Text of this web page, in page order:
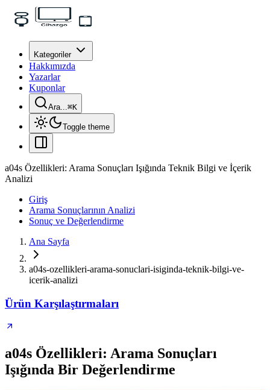
Kategoriler
Hakkımızda
Yazarlar
Kuponlar
Ara...⌘K
Toggle theme
a04s Özellikleri: Arama Sonuçları Işığında Teknik Bilgi ve İçerik
Analizi
Giriş
Arama Sonuçlarının Analizi
Sonuç ve Değerlendirme
Ana Sayfa
a04s-ozellikleri-arama-sonuclari-isiginda-teknik-bilgi-ve-
icerik-analizi
Ürün Karşılaştırmaları
a04s Özellikleri: Arama Sonuçları
Işığında Bir Değerlendirme